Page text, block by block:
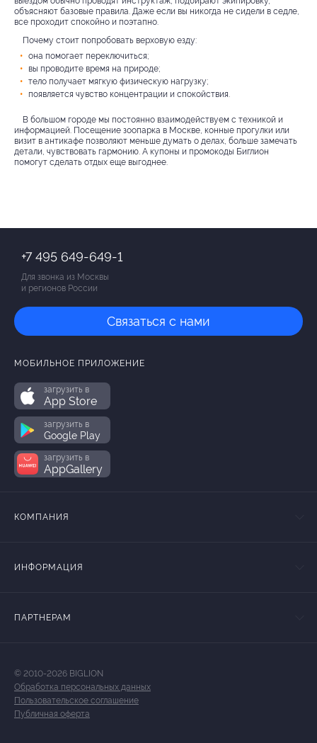
объясняют базовые правила. Даже если вы никогда не сидели в седле,
все проходит спокойно и поэтапно.
Почему стоит попробовать верховую езду:
она помогает переключиться;
вы проводите время на природе;
тело получает мягкую физическую нагрузку;
появляется чувство концентрации и спокойствия.
В большом городе мы постоянно взаимодействуем с техникой и
информацией. Посещение зоопарка в Москве, конные прогулки или
визит в антикафе позволяют меньше думать о делах, больше замечать
детали, чувствовать гармонию. А купоны и промокоды Биглион
помогут сделать отдых еще выгоднее.
+7 495 649-649-1
Для звонка из Москвы
и регионов России
Связаться с нами
МОБИЛЬНОЕ ПРИЛОЖЕНИЕ
загрузить в
App Store
загрузить в
Google Play
загрузить в
AppGallery
КОМПАНИЯ
ИНФОРМАЦИЯ
ПАРТНЕРАМ
© 2010-2026 BIGLION
Обработка персональных данных
Пользовательское соглашение
Публичная оферта